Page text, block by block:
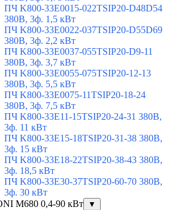
ПЧ K800-33E0015-022TSIP20-D48D54
380В, 3ф. 1,5 кВт
ПЧ K800-33E0022-037TSIP20-D55D69
380В, 3ф. 2,2 кВт
ПЧ K800-33E0037-055TSIP20-D9-11
380В, 3ф. 3,7 кВт
ПЧ K800-33E0055-075TSIP20-12-13
380В, 3ф. 5,5 кВт
ПЧ K800-33E0075-11TSIP20-18-24
380В, 3ф. 7,5 кВт
ПЧ K800-33E11-15TSIP20-24-31 380В,
3ф. 11 кВт
ПЧ K800-33E15-18TSIP20-31-38 380В,
3ф. 15 кВт
ПЧ K800-33E18-22TSIP20-38-43 380В,
3ф. 18,5 кВт
ПЧ K800-33E30-37TSIP20-60-70 380В,
3ф. 30 кВт
M680 0,4-90 кВт
▼